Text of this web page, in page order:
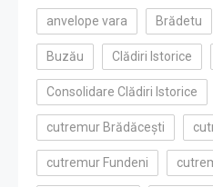
anvelope vara Brădetu
Buzău Clădiri Istorice
Consolidare Clădiri Istorice
cutremur Brădăcești
cutremur Fundeni